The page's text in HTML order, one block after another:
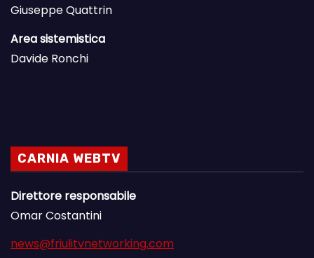
Giuseppe Quattrin
Area sistemistica
Davide Ronchi
CARNIA WEBTV
Direttore responsabile
Omar Costantini
news@friulitvnetworking.com